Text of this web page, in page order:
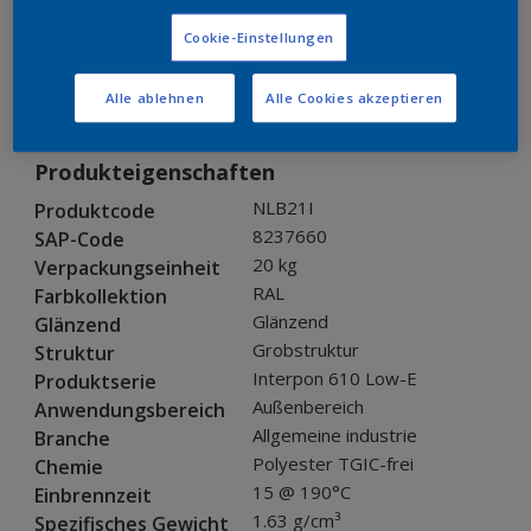
Muster bestellen
Bestellen Sie direkt im Webshop
Produkteigenschaften
Produktcode NLB21I
SAP-Code 8237660
Verpackungseinheit 20 kg
Farbkollektion RAL
Glänzend Glänzend
Struktur Grobstruktur
Produktserie Interpon 610 Low-E
Anwendungsbereich Außenbereich
Branche Allgemeine industrie
Chemie Polyester TGIC-frei
Einbrennzeit 15 @ 190°C
Spezifisches Gewicht 1.63 g/cm³
Cookie-Einstellungen
Alle ablehnen Alle Cookies akzeptieren